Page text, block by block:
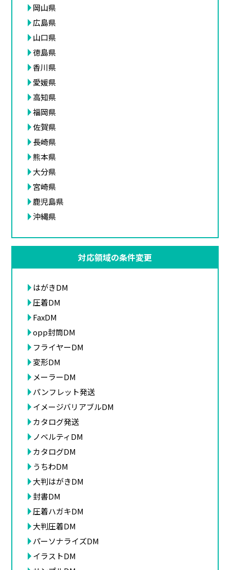
岡山県
広島県
山口県
徳島県
香川県
愛媛県
高知県
福岡県
佐賀県
長崎県
熊本県
大分県
宮崎県
鹿児島県
沖縄県
対応領域の条件変更
はがきDM
圧着DM
FaxDM
opp封筒DM
フライヤーDM
変形DM
メーラーDM
パンフレット発送
イメージバリアブルDM
カタログ発送
ノベルティDM
カタログDM
うちわDM
大判はがきDM
封書DM
圧着ハガキDM
大判圧着DM
パーソナライズDM
イラストDM